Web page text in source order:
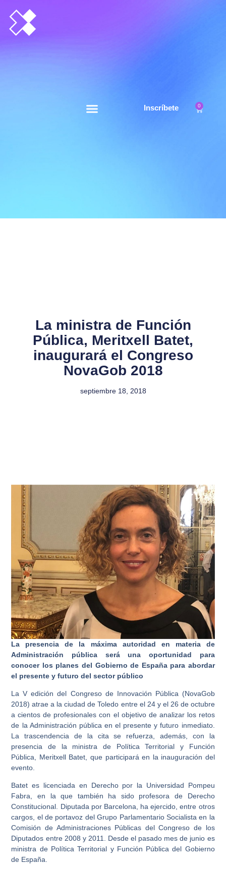
Inscríbete 0
La ministra de Función
Pública, Meritxell Batet,
inaugurará el Congreso
NovaGob 2018
septiembre 18, 2018
La presencia de la máxima autoridad en materia de
Administración pública será una oportunidad para
conocer los planes del Gobierno de España para abordar
el presente y futuro del sector público
La V edición del Congreso de Innovación Pública (NovaGob
2018) atrae a la ciudad de Toledo entre el 24 y el 26 de octubre
a cientos de profesionales con el objetivo de analizar los retos
de la Administración pública en el presente y futuro inmediato.
La trascendencia de la cita se refuerza, además, con la
presencia de la ministra de Política Territorial y Función
Pública, Meritxell Batet, que participará en la inauguración del
evento.
Batet es licenciada en Derecho por la Universidad Pompeu
Fabra, en la que también ha sido profesora de Derecho
Constitucional. Diputada por Barcelona, ha ejercido, entre otros
cargos, el de portavoz del Grupo Parlamentario Socialista en la
Comisión de Administraciones Públicas del Congreso de los
Diputados entre 2008 y 2011. Desde el pasado mes de junio es
ministra de Política Territorial y Función Pública del Gobierno
de España.